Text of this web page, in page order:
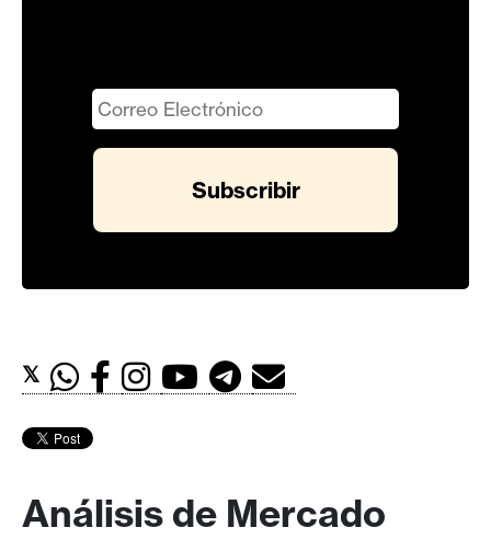
𝕏
Análisis de Mercado